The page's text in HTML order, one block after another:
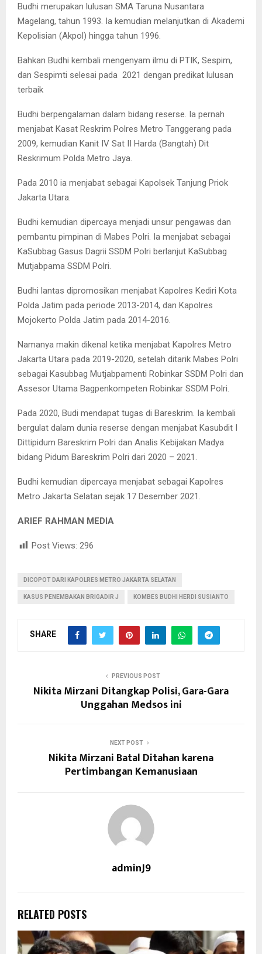
Budhi merupakan lulusan SMA Taruna Nusantara
Magelang, tahun 1993. Ia kemudian melanjutkan di Akademi
Kepolisian (Akpol) hingga tahun 1996.
Bahkan Budhi kembali mengenyam ilmu di PTIK, Sespim,
dan Sespimti selesai pada 2021 dengan predikat lulusan
terbaik
Budhi berpengalaman dalam bidang reserse. Ia pernah
menjabat Kasat Reskrim Polres Metro Tanggerang pada
2009, kemudian Kanit IV Sat II Harda (Bangtah) Dit
Reskrimum Polda Metro Jaya.
Pada 2010 ia menjabat sebagai Kapolsek Tanjung Priok
Jakarta Utara.
Budhi kemudian dipercaya menjadi unsur pengawas dan
pembantu pimpinan di Mabes Polri. Ia menjabat sebagai
KaSubbag Gasus Dagrii SSDM Polri berlanjut KaSubbag
Mutjabpama SSDM Polri.
Budhi lantas dipromosikan menjabat Kapolres Kediri Kota
Polda Jatim pada periode 2013-2014, dan Kapolres
Mojokerto Polda Jatim pada 2014-2016.
Namanya makin dikenal ketika menjabat Kapolres Metro
Jakarta Utara pada 2019-2020, setelah ditarik Mabes Polri
sebagai Kasubbag Mutjabpamenti Robinkar SSDM Polri dan
Assesor Utama Bagpenkompeten Robinkar SSDM Polri.
Pada 2020, Budi mendapat tugas di Bareskrim. Ia kembali
bergulat dalam dunia reserse dengan menjabat Kasubdit I
Dittipidum Bareskrim Polri dan Analis Kebijakan Madya
bidang Pidum Bareskrim Polri dari 2020 – 2021.
Budhi kemudian dipercaya menjabat sebagai Kapolres
Metro Jakarta Selatan sejak 17 Desember 2021.
ARIEF RAHMAN MEDIA
Post Views: 296
DICOPOT DARI KAPOLRES METRO JAKARTA SELATAN
KASUS PENEMBAKAN BRIGADIR J KOMBES BUDHI HERDI SUSIANTO
SHARE
PREVIOUS POST
Nikita Mirzani Ditangkap Polisi, Gara-Gara
Unggahan Medsos ini
NEXT POST
Nikita Mirzani Batal Ditahan karena
Pertimbangan Kemanusiaan
adminJ9
RELATED POSTS